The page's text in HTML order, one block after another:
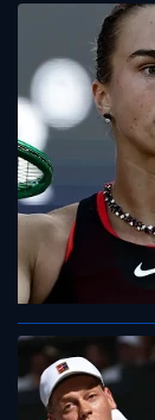
Oglasio se
dolasku u